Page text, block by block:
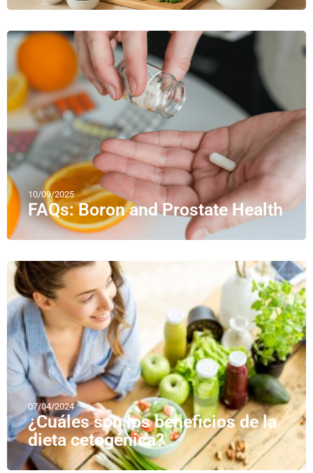
10/09/2025
FAQs: Boron and Prostate Health
07/04/2024
¿Cuáles son los beneficios de la
dieta cetogénica?